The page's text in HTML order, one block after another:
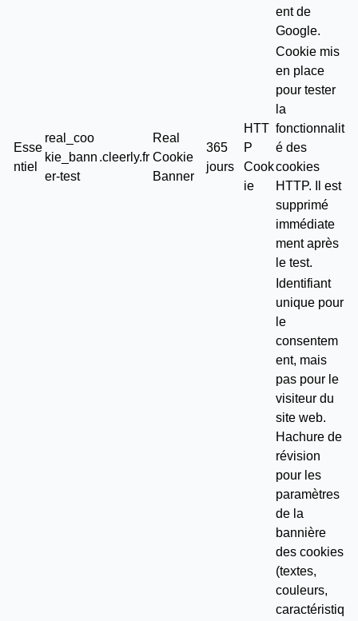
ent de
Google.
Esse
ntiel
real_coo
kie_bann
er-test
.cleerly.fr
Real
Cookie
Banner
365
jours
HTT
P
Cook
ie
Cookie mis
en place
pour tester
la
fonctionnalit
é des
cookies
HTTP. Il est
supprimé
immédiate
ment après
le test.
Identifiant
unique pour
le
consentem
ent, mais
pas pour le
visiteur du
site web.
Hachure de
révision
pour les
paramètres
de la
bannière
des cookies
(textes,
couleurs,
caractéristiq